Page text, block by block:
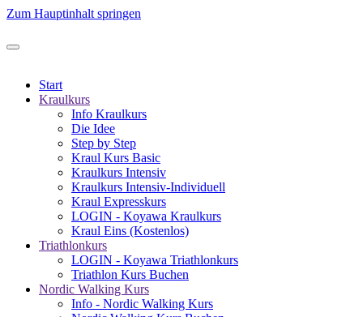
Zum Hauptinhalt springen
Start
Kraulkurs
Info Kraulkurs
Die Idee
Step by Step
Kraul Kurs Basic
Kraulkurs Intensiv
Kraulkurs Intensiv-Individuell
Kraul Expresskurs
LOGIN - Koyawa Kraulkurs
Kraul Eins (Kostenlos)
Triathlonkurs
LOGIN - Koyawa Triathlonkurs
Triathlon Kurs Buchen
Nordic Walking Kurs
Info - Nordic Walking Kurs